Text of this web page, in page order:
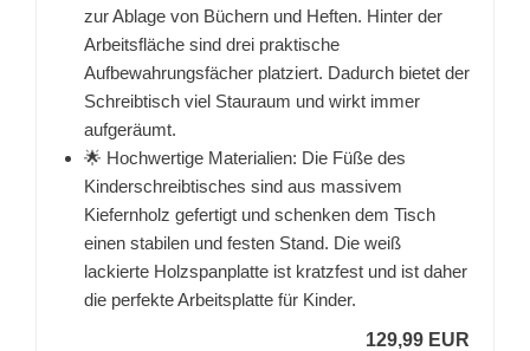
zur Ablage von Büchern und Heften. Hinter der
Arbeitsfläche sind drei praktische
Aufbewahrungsfächer platziert. Dadurch bietet der
Schreibtisch viel Stauraum und wirkt immer
aufgeräumt.
🌟 Hochwertige Materialien: Die Füße des
Kinderschreibtisches sind aus massivem
Kiefernholz gefertigt und schenken dem Tisch
einen stabilen und festen Stand. Die weiß
lackierte Holzspanplatte ist kratzfest und ist daher
die perfekte Arbeitsplatte für Kinder.
129,99 EUR